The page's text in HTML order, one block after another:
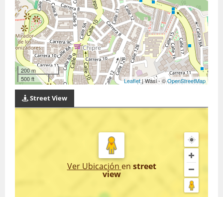
200 m
500 ft
Leaflet| Wasi - ©OpenStreetMap
Street View
Ver Ubicación en street
view